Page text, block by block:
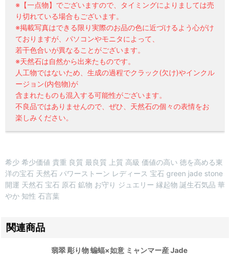
※【一点物】でございますので、タイミングによりましては売
り切れている場合もございます。
※掲載写真はできる限り実際のお品の色に近づけるよう心がけ
ておりますが、パソコンやモニタによって、
若干色合いが異なることがございます。
※天然石は自然から出来たものです。
人工物ではないため、生成の過程でクラック(欠け)やインクル
ージョン(内包物)が
含まれたものも混入する可能性がございます。
不良品ではありませんので、ぜひ、天然石の個々の表情をお
楽しみください。
希少 希少価値 貴重 良質 最良質 上質 高級 価値の高い 徳を高める東
洋の宝石 天然石 パワーストーン レディース 宝石 green jade stone
開運 天然石 宝石 原石 鉱物 お守り ジュエリー 縁起物 誕生石気品 華
やか 知性 石言葉
関連商品
翡翠 彫り物 蝙蝠×如意 ミャンマー産 Jade